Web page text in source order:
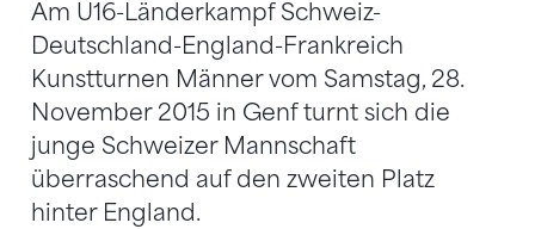
Am U16-Länderkampf Schweiz-
Deutschland-England-Frankreich
Kunstturnen Männer vom Samstag, 28.
November 2015 in Genf turnt sich die
junge Schweizer Mannschaft
überraschend auf den zweiten Platz
hinter England.